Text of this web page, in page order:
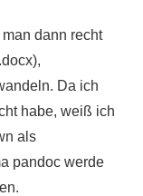
man dann recht
Da ich
habe, weiß ich
als
pandoc werde